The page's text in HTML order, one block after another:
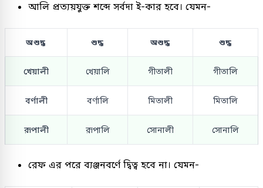
আলি প্রত্যয়যুক্ত শব্দে সর্বদা ই-কার হবে। যেমন-
অশুদ্ধ শুদ্ধ অশুদ্ধ শুদ্ধ
খেয়ালী খেয়ালি গীতালী গীতালি
বর্ণালী বর্ণালি মিতালী মিতালি
রূপালী রূপালি সোনালী সোনালি
রেফ এর পরে ব্যঞ্জনবর্ণে দ্বিত্ব হবে না। যেমন-